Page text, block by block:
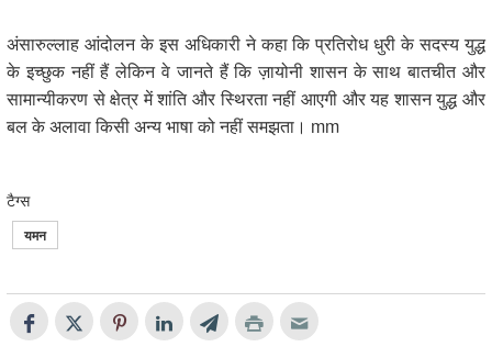
अंसारुल्लाह आंदोलन के इस अधिकारी ने कहा कि प्रतिरोध धुरी के सदस्य युद्ध
के इच्छुक नहीं हैं लेकिन वे जानते हैं कि ज़ायोनी शासन के साथ बातचीत और
सामान्यीकरण से क्षेत्र में शांति और स्थिरता नहीं आएगी और यह शासन युद्ध और
बल के अलावा किसी अन्य भाषा को नहीं समझता। mm
टैग्स
यमन